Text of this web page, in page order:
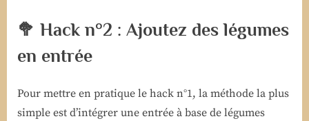
🥦 Hack n°2 : Ajoutez des légumes
en entrée
Pour mettre en pratique le hack n°1, la méthode la plus
simple est d’intégrer une entrée à base de légumes